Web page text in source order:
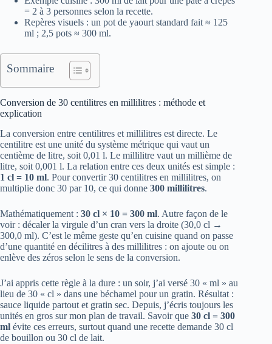
= 2 à 3 personnes selon la recette.
Repères visuels : un pot de yaourt standard fait ≈ 125
ml ; 2,5 pots ≈ 300 ml.
Sommaire
Conversion de 30 centilitres en millilitres : méthode et
explication
La conversion entre centilitres et millilitres est directe. Le
centilitre est une unité du système métrique qui vaut un
centième de litre, soit 0,01 l. Le millilitre vaut un millième de
litre, soit 0,001 l. La relation entre ces deux unités est simple :
1 cl = 10 ml. Pour convertir 30 centilitres en millilitres, on
multiplie donc 30 par 10, ce qui donne 300 millilitres.
Mathématiquement : 30 cl × 10 = 300 ml. Autre façon de le
voir : décaler la virgule d’un cran vers la droite (30,0 cl →
300,0 ml). C’est le même geste qu’en cuisine quand on passe
d’une quantité en décilitres à des millilitres : on ajoute ou on
enlève des zéros selon le sens de la conversion.
J’ai appris cette règle à la dure : un soir, j’ai versé 30 « ml » au
lieu de 30 « cl » dans une béchamel pour un gratin. Résultat :
sauce liquide partout et gratin sec. Depuis, j’écris toujours les
unités en gros sur mon plan de travail. Savoir que 30 cl = 300
ml évite ces erreurs, surtout quand une recette demande 30 cl
de bouillon ou 30 cl de lait.